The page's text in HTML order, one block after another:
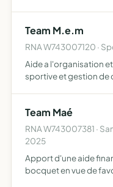
Team M.e.m
RNA W743007120 ·
Aide a l'organisation
sportive et gestion de
Team Maé
RNA W743007381 ·
2025
Apport d'une aide
bocquet en vue de